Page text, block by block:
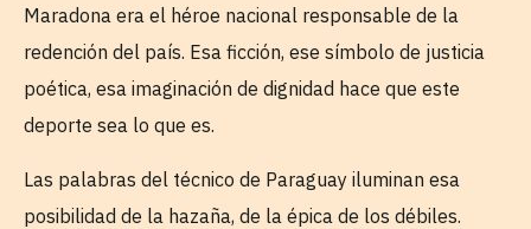
Maradona era el héroe nacional responsable de la
redención del país. Esa ficción, ese símbolo de justicia
poética, esa imaginación de dignidad hace que este
deporte sea lo que es.
Las palabras del técnico de Paraguay iluminan esa
posibilidad de la hazaña, de la épica de los débiles.